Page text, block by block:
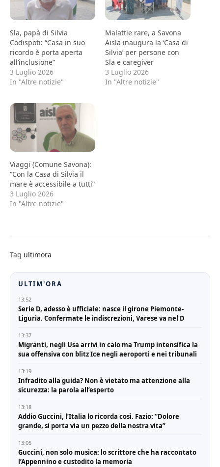
Sla, papà di Silvia
Codispoti: “Casa in suo
ricordo è porta aperta
all’inclusione”
3 Luglio 2026
In "Altre notizie"
Malattie rare, a Savona
Aisla inaugura la ‘Casa di
Silvia’ per persone con
Sla e caregiver
3 Luglio 2026
In "Altre notizie"
Viaggi (Comune Savona):
“Con la Casa di Silvia il
mare è accessibile a tutti”
3 Luglio 2026
In "Altre notizie"
Tag ultimora
ULTIM'ORA
13:52
Serie D, adesso è ufficiale: nasce il girone Piemonte-
Liguria. Confermate le indiscrezioni, Varese va nel D
13:37
Migranti, negli Usa arrivi in calo ma Trump intensifica la
sua offensiva con blitz Ice negli aeroporti e nei tribunali
13:19
Infradito alla guida? Non è vietato ma attenzione alla
sicurezza: la parola all’esperto
13:18
Addio Guccini, l’Italia lo ricorda così. Fazio: “Dolore
grande, si porta via un pezzo della nostra vita”
13:05
Guccini, non solo musica: lo scrittore che ha raccontato
l’Appennino e custodito la memoria